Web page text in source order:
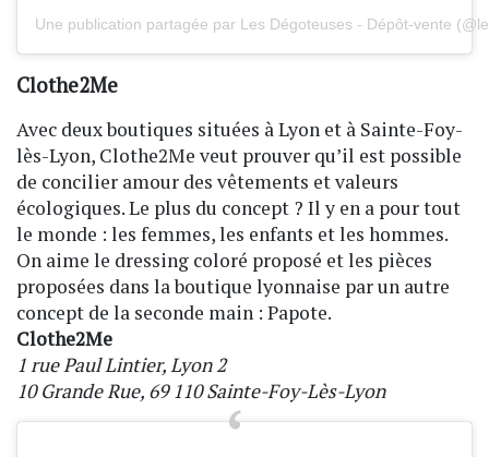
Une publication partagée par Les Dégoteuses - Dépôt-vente
Clothe2Me
Avec deux boutiques situées à Lyon et à Sainte-Foy-
lès-Lyon, Clothe2Me veut prouver qu’il est possible
de concilier amour des vêtements et valeurs
écologiques. Le plus du concept ? Il y en a pour tout
le monde : les femmes, les enfants et les hommes.
On aime le dressing coloré proposé et les pièces
proposées dans la boutique lyonnaise par un autre
concept de la seconde main : Papote.
Clothe2Me
1 rue Paul Lintier, Lyon 2
10 Grande Rue, 69 110 Sainte-Foy-Lès-Lyon